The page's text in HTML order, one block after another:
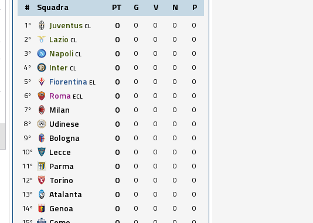
# Squadra PT G V N P
1º Juventus CL 0 0 0 0
0
2º
Lazio CL 0 0 0 0
0
3º
Napoli CL 0 0 0 0
0
4º
Inter CL 0 0 0 0
0
5º
Fiorentina EL 0 0 0 0
0
6º
Roma ECL 0 0 0 0
0
7º
Milan 0 0 0 0
0
8º
Udinese 0 0 0 0
0
9º
Bologna 0 0 0 0
0
10º
Lecce 0 0 0 0
0
11º
Parma 0 0 0 0
0
12º
Torino 0 0 0 0
0
13º
Atalanta 0 0 0 0
0
14º
Genoa 0 0 0 0
0